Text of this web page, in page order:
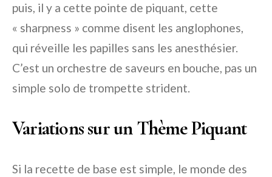
puis, il y a cette pointe de piquant, cette
« sharpness » comme disent les anglophones,
qui réveille les papilles sans les anesthésier.
C’est un orchestre de saveurs en bouche, pas un
simple solo de trompette strident.
Variations sur un Thème Piquant
Si la recette de base est simple, le monde des